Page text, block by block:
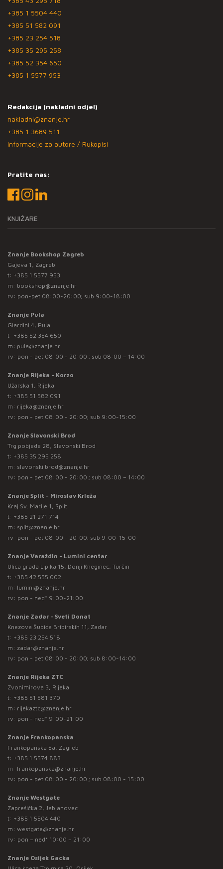
+385 1 5504 440
+385 51 582 091
+385 23 254 518
+385 35 295 258
+385 52 354 650
+385 1 5577 953
Redakcija (nakladni odjel)
nakladni@znanje.hr
+385 1 3689 511
Informacije za autore / Rukopisi
Pratite nas:
KNJIŽARE
Znanje Bookshop Zagreb
Gajeva 1, Zagreb
t: +385 1 5577 953
m: bookshop@znanje.hr
rv: pon-pet 08:00-20:00; sub 9:00-18:00
Znanje Pula
Giardini 4, Pula
t: +385 52 354 650
m: pula@znanje.hr
rv: pon - pet 08:00 - 20:00 ; sub 08:00 – 14:00
Znanje Rijeka - Korzo
Užarska 1, Rijeka
t: +385 51 582 091
m: rijeka@znanje.hr
rv: pon - pet 08:00 - 20:00; sub 9:00-15:00
Znanje Slavonski Brod
Trg pobjede 28, Slavonski Brod
t: +385 35 295 258
m: slavonski.brod@znanje.hr
rv: pon - pet 08:00 - 20:00 ; sub 08:00 – 14:00
Znanje Split - Miroslav Krleža
Kraj Sv. Marije 1, Split
t: +385 21 271 714
m: split@znanje.hr
rv: pon - pet 08:00 - 20:00; sub 9:00-15:00
Znanje Varaždin - Lumini centar
Ulica grada Lipika 15, Donji Kneginec, Turčin
t: +385 42 555 002
m: lumini@znanje.hr
rv: pon - ned* 9:00-21:00
Znanje Zadar - Sveti Donat
Knezova Šubića Bribirskih 11, Zadar
t: +385 23 254 518
m: zadar@znanje.hr
rv: pon - pet 08:00 - 20:00; sub 8:00-14:00
Znanje Rijeka ZTC
Zvonimirova 3, Rijeka
t: +385 51 581 370
m: rijekaztc@znanje.hr
rv: pon - ned* 9:00-21:00
Znanje Frankopanska
Frankopanska 5a, Zagreb
t: +385 1 5574 883
m: frankopanska@znanje.hr
rv: pon - pet 08:00 - 20:00 ; sub 08:00 - 15:00
Znanje Westgate
Zaprešićka 2, Jablanovec
t: +385 1 5504 440
m: westgate@znanje.hr
rv: pon – ned* 10:00 – 21:00
Znanje Osijek Gacka